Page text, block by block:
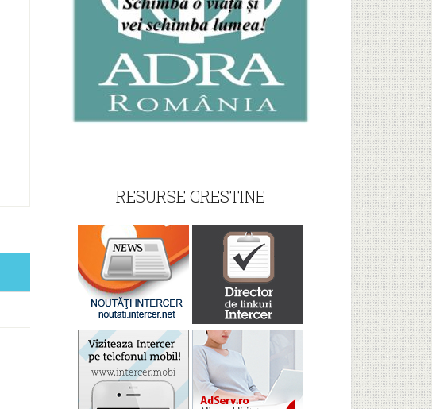
RESURSE CRESTINE